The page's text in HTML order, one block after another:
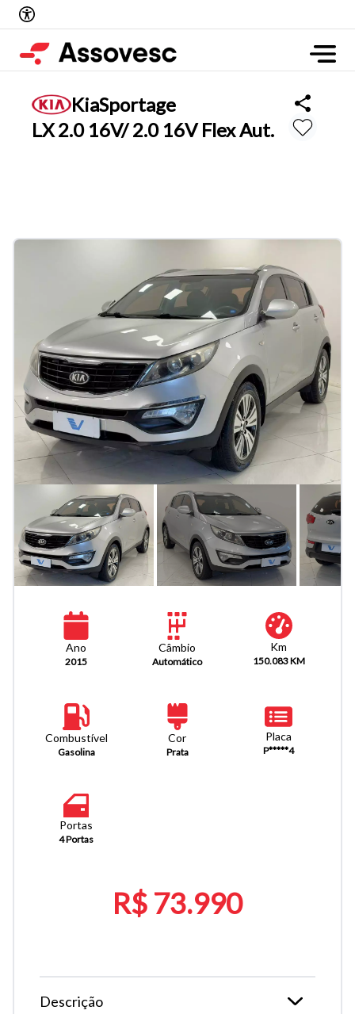
KiaSportage
LX 2.0 16V/ 2.0 16V Flex Aut.
Ano
2015
Câmbio
Automático
Km
150.083 KM
Combustível
Gasolina
Cor
Prata
Placa
P*****4
Portas
4 Portas
R$ 73.990
Descrição